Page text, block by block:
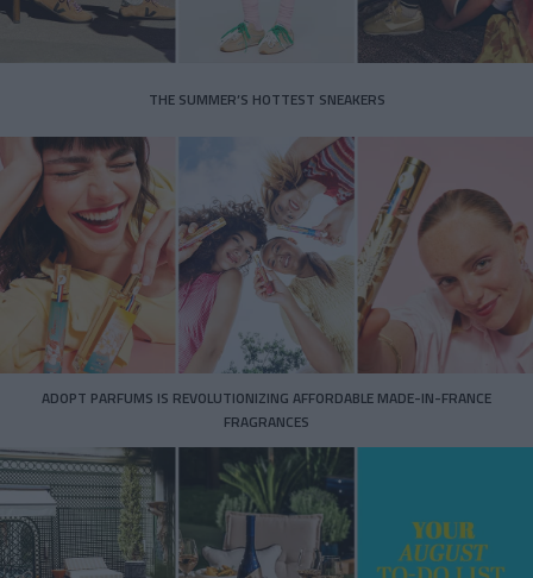
THE SUMMER’S HOTTEST SNEAKERS
ADOPT PARFUMS IS REVOLUTIONIZING AFFORDABLE MADE-IN-FRANCE
FRAGRANCES